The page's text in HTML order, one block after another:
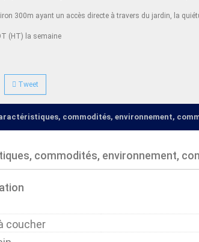
300m ayant un accès directe à travers du jardin, la
(HT) la semaine
Tweet
commodités, environnement,
commodités, environnement,
coucher